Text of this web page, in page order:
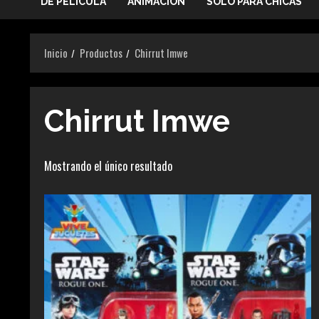
Inicio Productos Chirrut Imwe
Chirrut Imwe
Mostrando el único resultado